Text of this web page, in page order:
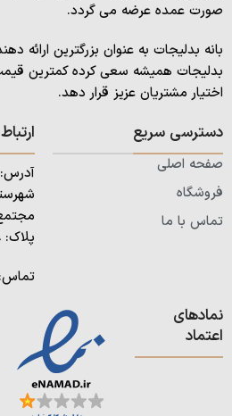
صورت عمده عرضه می گردد.
بانه بدلیجات به عنوان بزرگترین
بدلیجات همیشه سعی کرده کمترین قیمت
اختیار مشتریان عزیز قرار دهد.
دسترسی سریع
صفحه اصلی
فروشگاه
تماس با ما
پلاک: 58
تماس:
نمادهای
اعتماد